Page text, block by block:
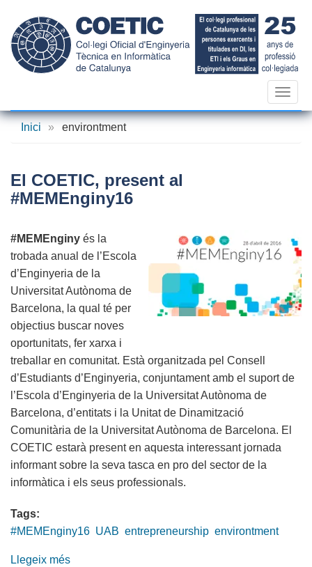
contingut
Inici
» environtment
El COETIC, present al
#MEMEnginy16
#MEMEnginy és la
trobada anual de l’Escola
d’Enginyeria de la
Universitat Autònoma de
Barcelona, la qual té per
objectius buscar noves
oportunitats, fer xarxa i
treballar en comunitat. Està organitzada pel Consell
d’Estudiants d’Enginyeria, conjuntament amb el suport de
l’Escola d’Enginyeria de la Universitat Autònoma de
Barcelona, d’entitats i la Unitat de Dinamització
Comunitària de la Universitat Autònoma de Barcelona. El
COETIC estarà present en aquesta interessant jornada
informant sobre la seva tasca en pro del sector de la
informàtica i els seus professionals.
Tags:
#MEMEnginy16 UAB entrepreneurship environtment
Llegeix més